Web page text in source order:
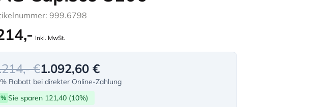
999.6798
Inkl. MwSt.
€1.092,60 €
Rabatt bei direkter Online-Zahlung
% Sie sparen 121,40 (10%)